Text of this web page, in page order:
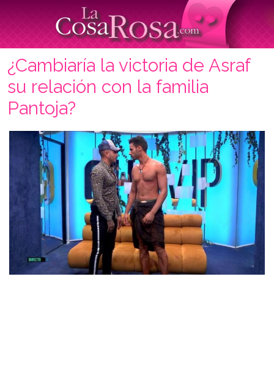
¿Cambiaría la victoria de Asraf
su relación con la familia
Pantoja?